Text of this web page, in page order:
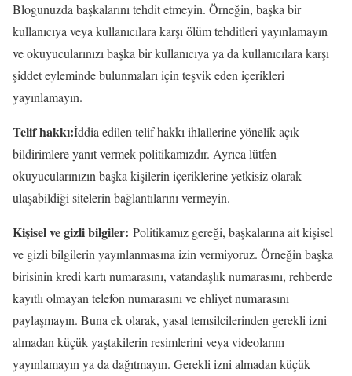
Blogunuzda başkalarını tehdit etmeyin. Örneğin, başka bir
kullanıcıya veya kullanıcılara karşı ölüm tehditleri yayınlamayın
ve okuyucularınızı başka bir kullanıcıya ya da kullanıcılara karşı
şiddet eyleminde bulunmaları için teşvik eden içerikleri
yayınlamayın.
Telif hakkı:İddia edilen telif hakkı ihlallerine yönelik açık
bildirimlere yanıt vermek politikamızdır. Ayrıca lütfen
okuyucularınızın başka kişilerin içeriklerine yetkisiz olarak
ulaşabildiği sitelerin bağlantılarını vermeyin.
Kişisel ve gizli bilgiler: Politikamız gereği, başkalarına ait kişisel
ve gizli bilgilerin yayınlanmasına izin vermiyoruz. Örneğin başka
birisinin kredi kartı numarasını, vatandaşlık numarasını, rehberde
kayıtlı olmayan telefon numarasını ve ehliyet numarasını
paylaşmayın. Buna ek olarak, yasal temsilcilerinden gerekli izni
almadan küçük yaştakilerin resimlerini veya videolarını
yayınlamayın ya da dağıtmayın. Gerekli izni almadan küçük